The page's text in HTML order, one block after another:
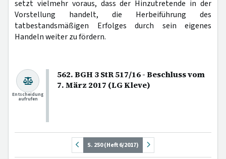
setzt vielmehr voraus, dass der Hinzutretende in der
Vorstellung handelt, die Herbeiführung des
tatbestandsmäßigen Erfolges durch sein eigenes
Handeln weiter zu fördern.
562. BGH 3 StR 517/16 - Beschluss vom
7. März 2017 (LG Kleve)
Entscheidung
aufrufen
S. 250 (Heft 6/2017)